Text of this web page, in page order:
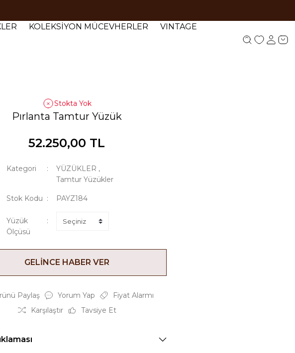
kargo. #3
KOLEKSİYON MÜCEVHERLER VINTAGE
Stokta Yok
Pırlanta Tamtur Yüzük
52.250,00 TL
Kategori YÜZÜKLER ,
Tamtur Yüzükler
Stok Kodu PAYZ184
Yüzük
Ölçüsü
GELİNCE HABER VER
Paylaş Yorum Yap
Fiyat Alarmı
Karşılaştır
Tavsiye Et